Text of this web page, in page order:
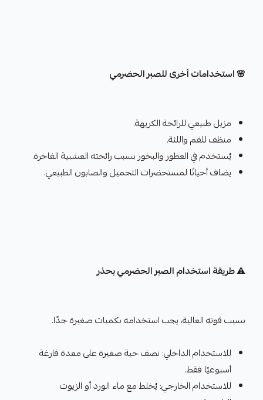
🌸 استخدامات أخرى للصبر الحضرمي
مزيل طبيعي للرائحة الكريهة.
منظف للفم واللثة.
يُستخدم في العطور والبخور بسبب رائحته العشبية الفاخرة.
يضاف أحيانًا لمستحضرات التجميل والصابون الطبيعي.
⚠️ طريقة استخدام الصبر الحضرمي بحذر
بسبب قوته العالية، يجب استخدامه بكميات صغيرة جدًا.
للاستخدام الداخلي: نصف حبة صغيرة على معدة فارغة
أسبوعيًا فقط.
للاستخدام الخارجي: يُخلط مع ماء الورد أو الزيوت